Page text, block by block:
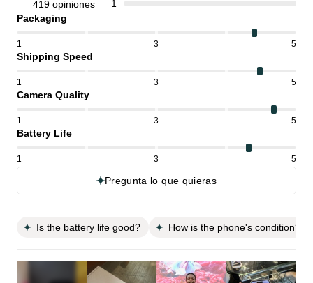
419 opiniones
1
Packaging
1 3 5
Shipping Speed
1 3 5
Camera Quality
1 3 5
Battery Life
1 3 5
Pregunta lo que quieras
Is the battery life good? How is the phone's condition?